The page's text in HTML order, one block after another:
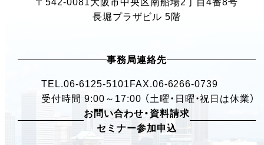
〒542-0081大阪市中央区南船場2丁目4番8号
長堀プラザビル 5階
事務局連絡先
TEL.06-6125-5101 FAX.06-6266-0739
受付時間 9:00～17:00 （土曜・日曜・祝日は休業）
お問い合わせ・資料請求
セミナー参加申込